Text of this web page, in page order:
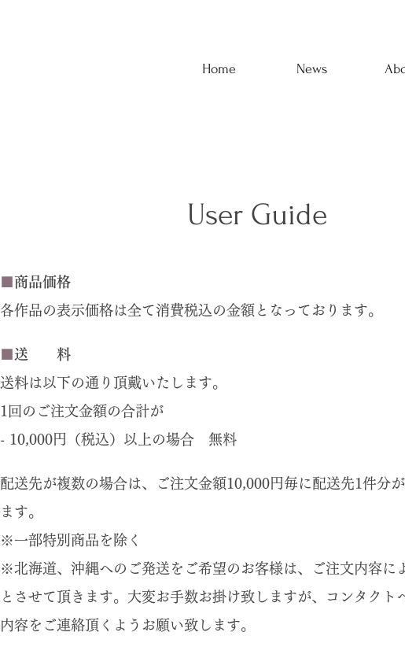
Home News
User Guide
■商品価格
各作品の表示価格は全て消費税込の金額となっております。
■送 料
送料は以下の通り頂戴いたします。
1回のご注文金額の合計が
- 10,000円（税込）以上の場合 無料
配送先が複数の場合は、ご注文金額10,000円毎に配送先1件分
ます。
※一部特別商品を除く
※北海道、沖縄へのご発送をご希望のお客様は、ご注文内容に
とさせて頂きます。大変お手数お掛け致しますが、コンタクト
内容をご連絡頂くようお願い致します。